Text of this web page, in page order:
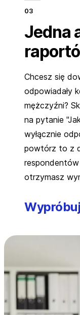
Jedna
Chcesz się
odpowiadały
mężczyźni?
na pytanie
wyłącznie
powtórz to z
respondentów
otrzymasz